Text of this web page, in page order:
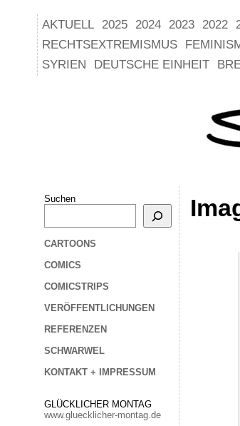
AKTUELL 2025 2024 2023 2022
RECHTSEXTREMISMUS
SYRIEN
DEUTSCHE EINHEIT
Suchen
CARTOONS
COMICS
COMICSTRIPS
VERÖFFENTLICHUNGEN
REFERENZEN
SCHWARWEL
KONTAKT + IMPRESSUM
GLÜCKLICHER MONTAG
www.gluecklicher-montag.de